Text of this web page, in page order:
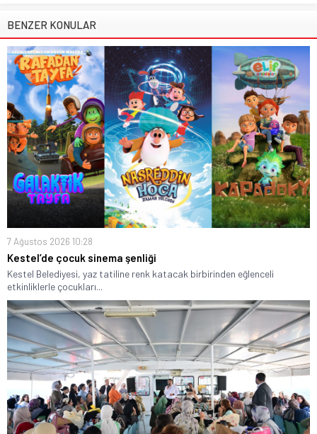
BENZER KONULAR
7 Ağustos 2026 10:28
Kestel’de çocuk sinema şenliği
Kestel Belediyesi, yaz tatiline renk katacak birbirinden eğlenceli
etkinliklerle çocukları...